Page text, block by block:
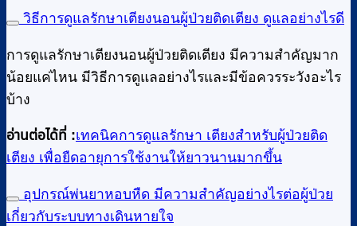
วิธีการดูแลรักษาเตียงนอนผู้ป่วยติดเตียง ดูแลอย่างไรดี
การดูแลรักษาเตียงนอนผู้ป่วยติดเตียง มีความสำคัญมาก
น้อยแค่ไหน มีวิธีการดูแลอย่างไรและมีข้อควรระวังอะไร
บ้าง
อ่านต่อได้ที่ :เทคนิคการดูแลรักษา เตียงสำหรับผู้ป่วยติด
เตียง เพื่อยืดอายุการใช้งานให้ยาวนานมากขึ้น
อุปกรณ์พ่นยาหอบหืด มีความสำคัญอย่างไรต่อผู้ป่วย
เกี่ยวกับระบบทางเดินหายใจ